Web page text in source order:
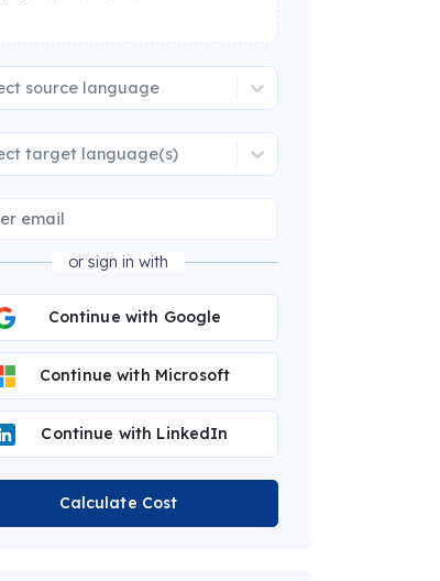
source language
target language(s)
or sign in with
Continue with Google
Continue with Microsoft
Continue with LinkedIn
Calculate Cost